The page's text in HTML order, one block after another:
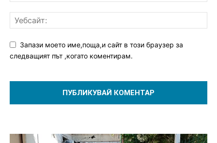
Запази моето име,поща,и сайт в този браузер за
следващият път ,когато коментирам.